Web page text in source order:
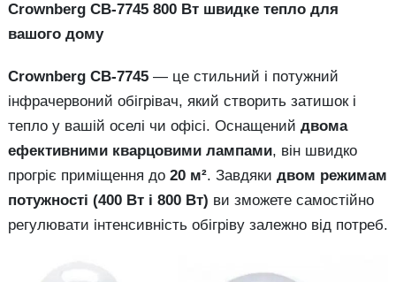
Crownberg CB-7745 800 Вт швидке тепло для
вашого дому
Crownberg CB-7745 — це стильний і потужний
інфрачервоний обігрівач, який створить затишок і
тепло у вашій оселі чи офісі. Оснащений двома
ефективними кварцовими лампами, він швидко
прогріє приміщення до 20 м². Завдяки двом режимам
потужності (400 Вт і 800 Вт) ви зможете самостійно
регулювати інтенсивність обігріву залежно від потреб.